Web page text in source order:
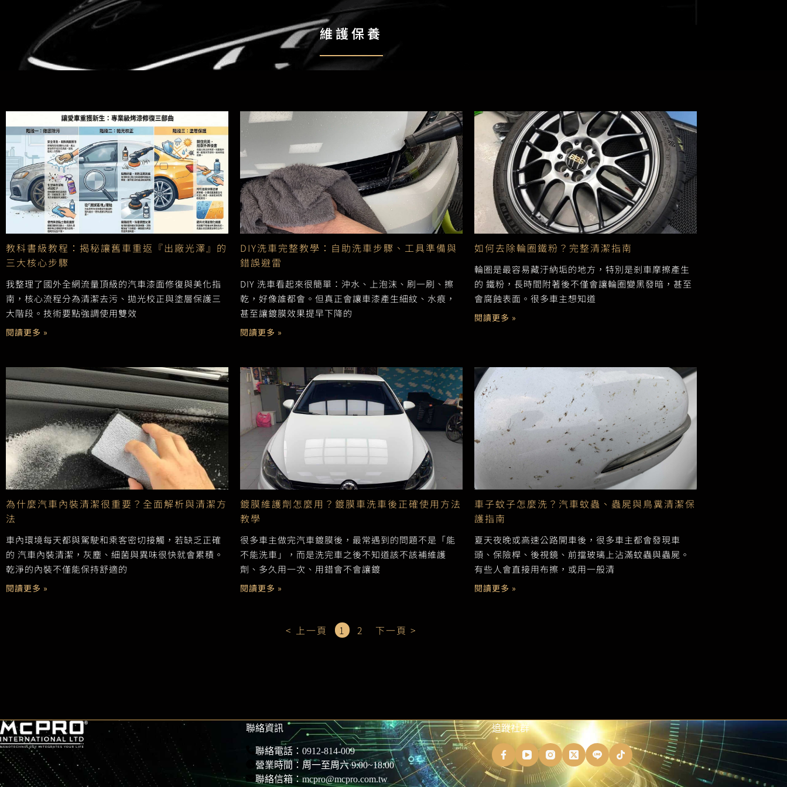
維護保養
教科書級教程：揭秘讓舊車重返『出廠光澤』的
三大核心步驟
我整理了國外全網流量頂級的汽車漆面修復與美化指
南，核心流程分為清潔去污、拋光校正與塗層保護三
大階段。技術要點強調使用雙效
閱讀更多 »
DIY洗車完整教學：自助洗車步驟、工具準備與
錯誤避雷
DIY 洗車看起來很簡單：沖水、上泡沫、刷一刷、擦
乾，好像誰都會。但真正會讓車漆產生細紋、水痕，
甚至讓鍍膜效果提早下降的
閱讀更多 »
如何去除輪圈鐵粉？完整清潔指南
輪圈是最容易藏汙納垢的地方，特別是剎車摩擦產生
的 鐵粉，長時間附著後不僅會讓輪圈變黑發暗，甚至
會腐蝕表面。很多車主想知道
閱讀更多 »
為什麼汽車內裝清潔很重要？全面解析與清潔方
法
車內環境每天都與駕駛和乘客密切接觸，若缺乏正確
的 汽車內裝清潔，灰塵、細菌與異味很快就會累積。
乾淨的內裝不僅能保持舒適的
閱讀更多 »
鍍膜維護劑怎麼用？鍍膜車洗車後正確使用方法
教學
很多車主做完汽車鍍膜後，最常遇到的問題不是「能
不能洗車」，而是洗完車之後不知道該不該補維護
劑、多久用一次、用錯會不會讓鍍
閱讀更多 »
車子蚊子怎麼洗？汽車蚊蟲、蟲屍與鳥糞清潔保
護指南
夏天夜晚或高速公路開車後，很多車主都會發現車
頭、保險桿、後視鏡、前擋玻璃上沾滿蚊蟲與蟲屍。
有些人會直接用布擦，或用一般清
閱讀更多 »
< 上一頁 1 2 下一頁 >
聯絡資訊
聯絡電話： 0912-814-009
營業時間：周一至周六 9:00~18:00
聯絡信箱：mcpro@mcpro.com.tw
追蹤社群